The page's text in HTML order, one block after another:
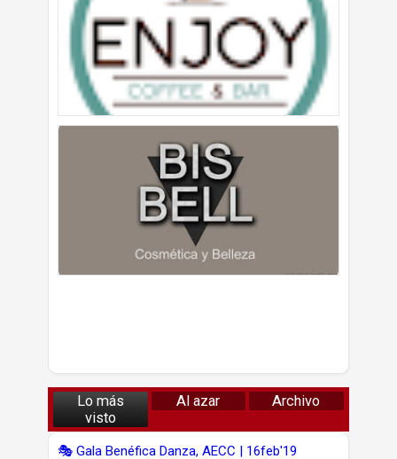
Lo más
visto
Al azar Archivo
🎭 Gala Benéfica Danza, AECC | 16feb'19